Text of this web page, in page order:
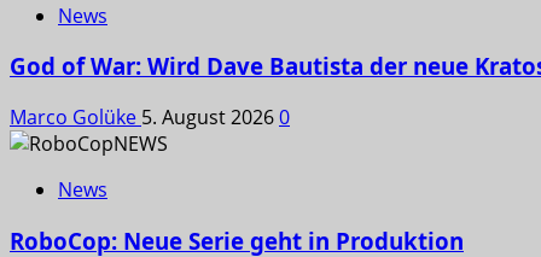
News
God of War: Wird Dave Bautista der neue
Marco Golüke 5. August 20260
News
RoboCop: Neue Serie geht in Produktion